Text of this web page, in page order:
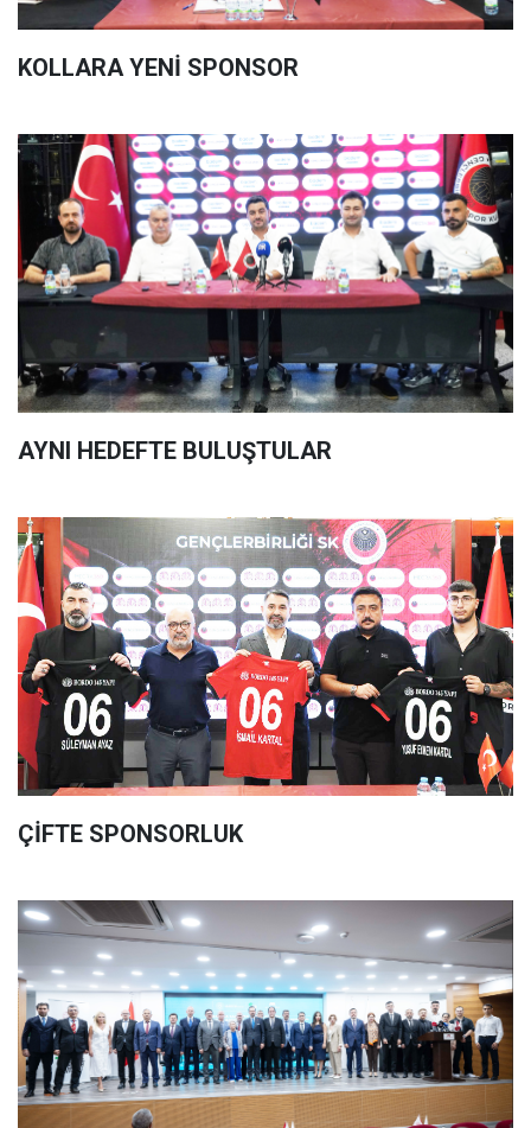
KOLLARA YENİ SPONSOR
AYNI HEDEFTE BULUŞTULAR
ÇİFTE SPONSORLUK